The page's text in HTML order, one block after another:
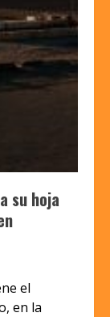
su hoja
el
en la